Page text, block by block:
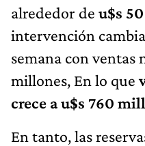
alrededor de u$s
intervención
semana con ventas
millones, En lo que
crece a u$s 760
En tanto, las